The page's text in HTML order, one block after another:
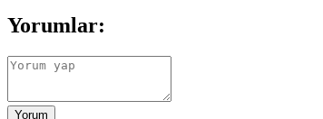
Yorumlar:
Yorum